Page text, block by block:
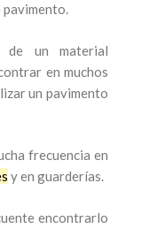
un material
en muchos
un pavimento
frecuencia en
y en guarderías.
encontrarlo